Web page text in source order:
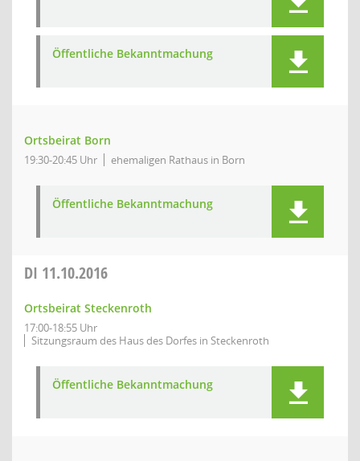
Öffentliche Bekanntmachung
Ortsbeirat Born
19:30-20:45 Uhr ehemaligen Rathaus in Born
Öffentliche Bekanntmachung
DI 11.10.2016
Ortsbeirat Steckenroth
17:00-18:55 Uhr
Sitzungsraum des Haus des Dorfes in Steckenroth
Öffentliche Bekanntmachung